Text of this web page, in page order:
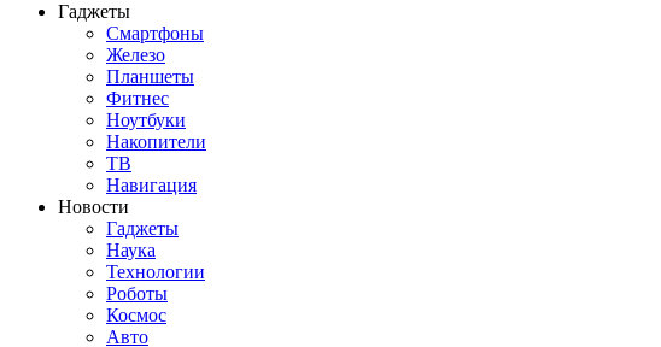
Гаджеты
Смартфоны
Железо
Планшеты
Фитнес
Ноутбуки
Накопители
ТВ
Навигация
Новости
Гаджеты
Наука
Технологии
Роботы
Космос
Авто